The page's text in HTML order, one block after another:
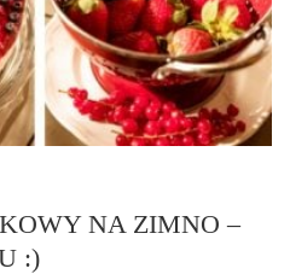
NA ZIMNO –
:)